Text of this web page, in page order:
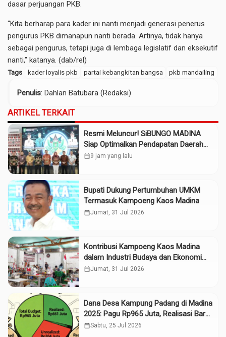
dasar perjuangan PKB.
“Kita berharap para kader ini nanti menjadi generasi penerus
pengurus PKB dimanapun nanti berada. Artinya, tidak hanya
sebagai pengurus, tetapi juga di lembaga legislatif dan eksekutif
nanti,” katanya. (dab/rel)
Tags kader loyalis pkb partai kebangkitan bangsa pkb mandailing
Penulis: Dahlan Batubara (Redaksi)
ARTIKEL TERKAIT
Resmi Meluncur! SiBUNGO MADINA
Siap Optimalkan Pendapatan Daerah
Madina
calendar_month9 jam yang lalu
Bupati Dukung Pertumbuhan UMKM
Termasuk Kampoeng Kaos Madina
calendar_monthJumat, 31 Jul 2026
Kontribusi Kampoeng Kaos Madina
dalam Industri Budaya dan Ekonomi
Daerah
calendar_monthJumat, 31 Jul 2026
Dana Desa Kampung Padang di Madina
2025: Pagu Rp965 Juta, Realisasi Baru
Rp661 Juta
calendar_monthSabtu, 25 Jul 2026